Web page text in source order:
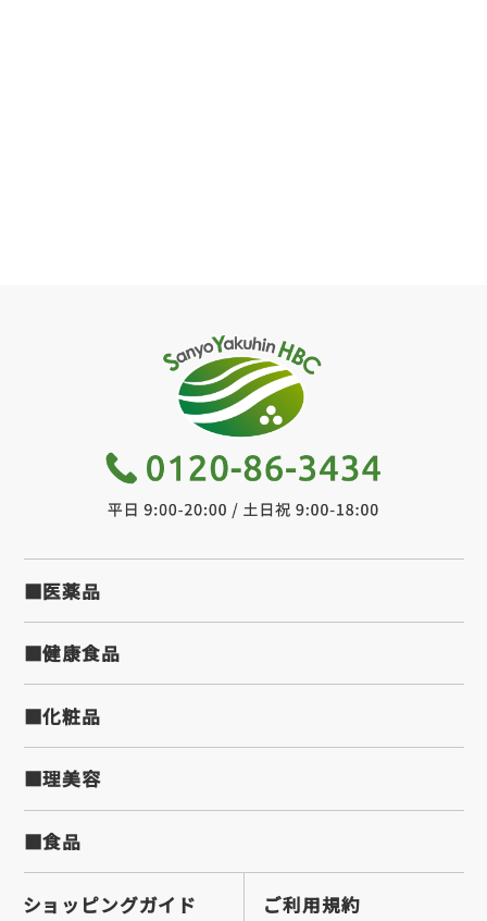
■医薬品
■健康食品
■化粧品
■理美容
■食品
ショッピングガイド ご利用規約